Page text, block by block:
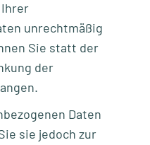
unrechtmäßig
Sie statt der
der
Daten
sie jedoch zur